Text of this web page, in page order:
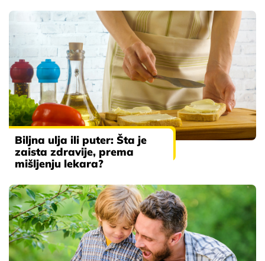
Biljna ulja ili puter: Šta je
zaista zdravije, prema
mišljenju lekara?